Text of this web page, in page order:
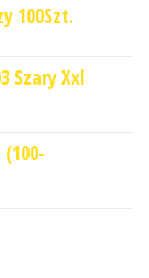
100Szt.
Szary Xxl
(100-